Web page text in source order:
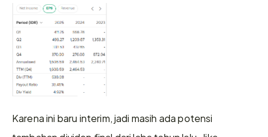
Karena ini baru interim, jadi masih ada potensi